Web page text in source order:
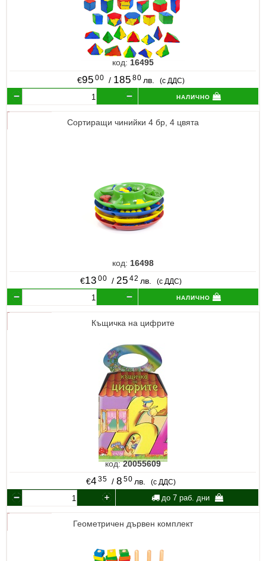
код: 16495
€95 00 / 185 80 лв. (с ДДС)
налично
Сортиращи чинийки 4 бр, 4 цвята
код: 16498
€13 00 / 25 42 лв. (с ДДС)
налично
Къщичка на цифрите
код:20055609
€4 35 / 8 50 лв. (с ДДС)
до 7 раб. дни
Геометричен дървен комплект